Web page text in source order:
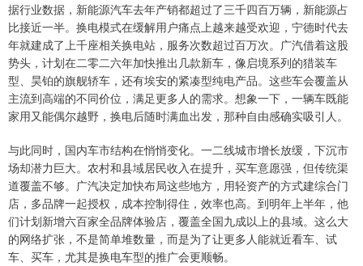
据行业数据，新能源汽车去年产销都超过了三千四百万辆，新能源占
比接近一半。换电模式在缓解用户痛点上越来越受欢迎，宁德时代去
年就建成了上千座相关换电站，服务次数超过百万次。广汽借着这股
势头，计划在二零二六年加快推出几款新车，像启境系列的猎装车
型、昊铂的旗舰轿车，还有埃安的紧凑型纯电产品。这些车会覆盖从
主流到高端的不同价位，满足更多人的需求。想象一下，一辆车既能
家用又能偶尔越野，换电后随时满血出发，那种自由感确实吸引人。
与此同时，国内车市结构在悄悄变化。一二线城市增长放缓，下沉市
场却潜力巨大。农村和县域居民收入在提升，买车意愿强，但传统渠
道覆盖不够。广汽决定加快布局这些地方，用轻资产的方式建综合门
店，多品牌一起授权，成本控制得住，效率也高。到明年上半年，他
们计划新增六百家全品牌体验店，覆盖全国九成以上的县域。这么大
的网络扩张，不是简单堆数量，而是为了让更多人能就近看车、试
车、买车，尤其是换电车型的推广会更顺畅。